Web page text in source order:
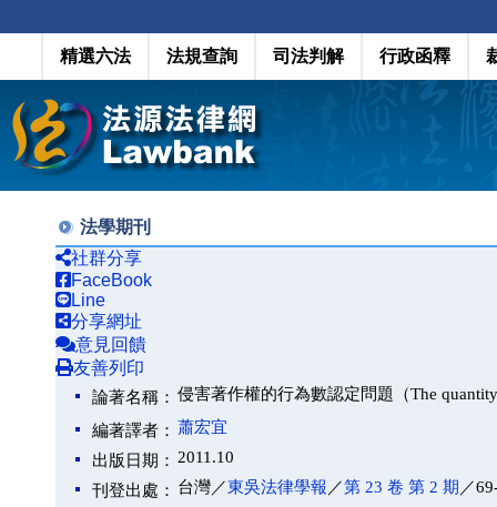
精選六法 法規查詢 司法判解 行政函釋
法學期刊
社群分享
FaceBook
Line
分享網址
意見回饋
友善列印
論著名稱： 侵害著作權的行為數認定問題（The
編著譯者： 蕭宏宜
出版日期： 2011.10
刊登出處： 台灣／東吳法律學報 ／第 23 卷 第 2 期 ／